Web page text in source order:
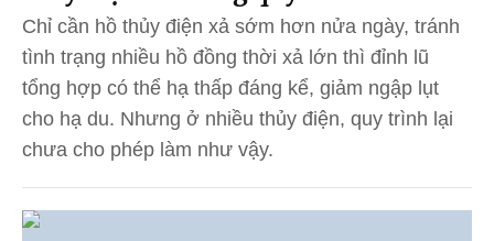
Chỉ cần hồ thủy điện xả sớm hơn nửa ngày, tránh
tình trạng nhiều hồ đồng thời xả lớn thì đỉnh lũ
tổng hợp có thể hạ thấp đáng kể, giảm ngập lụt
cho hạ du. Nhưng ở nhiều thủy điện, quy trình lại
chưa cho phép làm như vậy.